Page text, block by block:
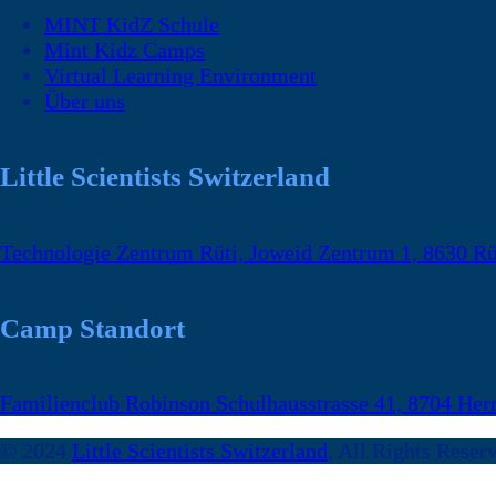
MINT KidZ Schule
Mint Kidz Camps
Virtual Learning Environment
Über uns
Little Scientists Switzerland
Technologie Zentrum Rüti, Joweid Zentrum 1, 8630
Camp Standort
Familienclub Robinson Schulhausstrasse 41, 8704
© 2024 Little Scientists Switzerland, All Rights